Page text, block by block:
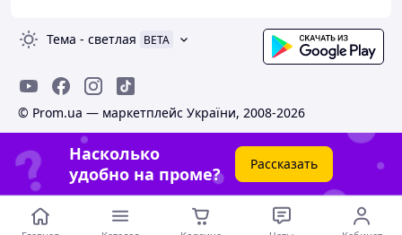
Тема - светлая BETA
© Prom.ua — маркетплейс України, 2008-2026
Насколько
удобно на проме?
Рассказать